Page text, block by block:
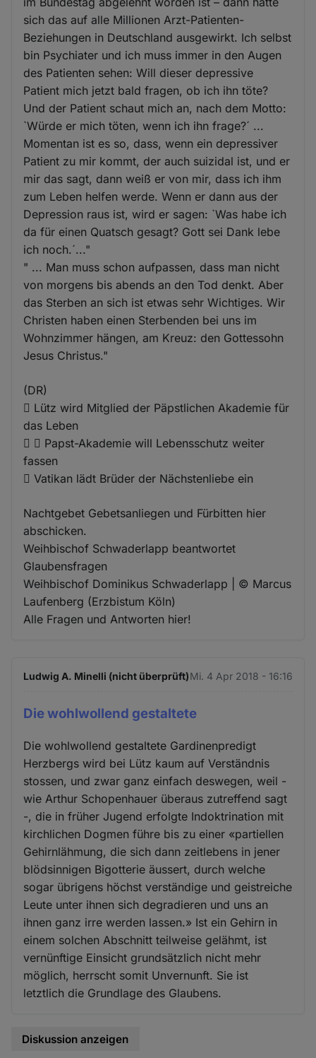
sich das auf alle Millionen Arzt-Patienten-
Beziehungen in Deutschland ausgewirkt. Ich selbst
bin Psychiater und ich muss immer in den Augen
des Patienten sehen: Will dieser depressive
Patient mich jetzt bald fragen, ob ich ihn töte?
Und der Patient schaut mich an, nach dem Motto:
`Würde er mich töten, wenn ich ihn frage?´ ...
Momentan ist es so, dass, wenn ein depressiver
Patient zu mir kommt, der auch suizidal ist, und er
mir das sagt, dann weiß er von mir, dass ich ihm
zum Leben helfen werde. Wenn er dann aus der
Depression raus ist, wird er sagen: `Was habe ich
da für einen Quatsch gesagt? Gott sei Dank lebe
ich noch.´..."
" ... Man muss schon aufpassen, dass man nicht
von morgens bis abends an den Tod denkt. Aber
das Sterben an sich ist etwas sehr Wichtiges. Wir
Christen haben einen Sterbenden bei uns im
Wohnzimmer hängen, am Kreuz: den Gottessohn
Jesus Christus."
(DR)
 Lütz wird Mitglied der Päpstlichen Akademie für
das Leben
  Papst-Akademie will Lebensschutz weiter
fassen
 Vatikan lädt Brüder der Nächstenliebe ein
Nachtgebet Gebetsanliegen und Fürbitten hier
abschicken.
Weihbischof Schwaderlapp beantwortet
Glaubensfragen
Weihbischof Dominikus Schwaderlapp | © Marcus
Laufenberg (Erzbistum Köln)
Alle Fragen und Antworten hier!
Ludwig A. Minelli (nicht überprüft)Mi. 4 Apr 2018 - 16:16
Die wohlwollend gestaltete
Die wohlwollend gestaltete Gardinenpredigt
Herzbergs wird bei Lütz kaum auf Verständnis
stossen, und zwar ganz einfach deswegen, weil -
wie Arthur Schopenhauer überaus zutreffend sagt
-, die in früher Jugend erfolgte Indoktrination mit
kirchlichen Dogmen führe bis zu einer «partiellen
Gehirnlähmung, die sich dann zeitlebens in jener
blödsinnigen Bigotterie äussert, durch welche
sogar übrigens höchst verständige und geistreiche
Leute unter ihnen sich degradieren und uns an
ihnen ganz irre werden lassen.» Ist ein Gehirn in
einem solchen Abschnitt teilweise gelähmt, ist
vernünftige Einsicht grundsätzlich nicht mehr
möglich, herrscht somit Unvernunft. Sie ist
letztlich die Grundlage des Glaubens.
Diskussion anzeigen